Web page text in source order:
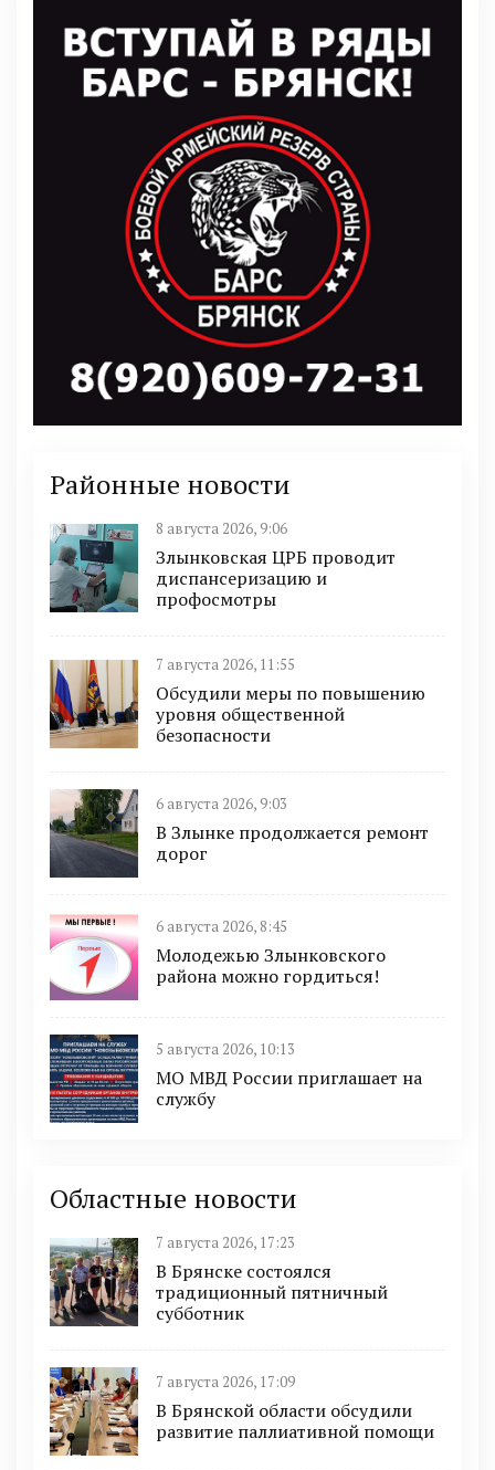
Районные новости
8 августа 2026, 9:06
Злынковская ЦРБ проводит
диспансеризацию и
профосмотры
7 августа 2026, 11:55
Обсудили меры по повышению
уровня общественной
безопасности
6 августа 2026, 9:03
В Злынке продолжается ремонт
дорог
6 августа 2026, 8:45
Молодежью Злынковского
района можно гордиться!
5 августа 2026, 10:13
МО МВД России приглашает на
службу
Областные новости
7 августа 2026, 17:23
В Брянске состоялся
традиционный пятничный
субботник
7 августа 2026, 17:09
В Брянской области обсудили
развитие паллиативной помощи